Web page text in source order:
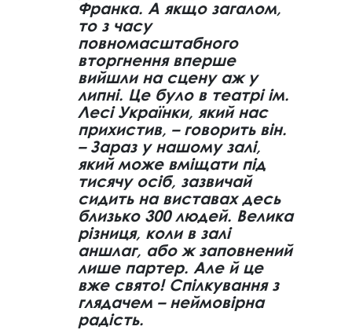
Франка. А якщо загалом,
то з часу
повномасштабного
вторгнення вперше
вийшли на сцену аж у
липні. Це було в театрі ім.
Лесі Українки, який нас
прихистив, – говорить він.
– Зараз у нашому залі,
який може вміщати під
тисячу осіб, зазвичай
сидить на виставах десь
близько 300 людей. Велика
різниця, коли в залі
аншлаг, або ж заповнений
лише партер. Але й це
вже свято! Спілкування з
глядачем – неймовірна
радість.